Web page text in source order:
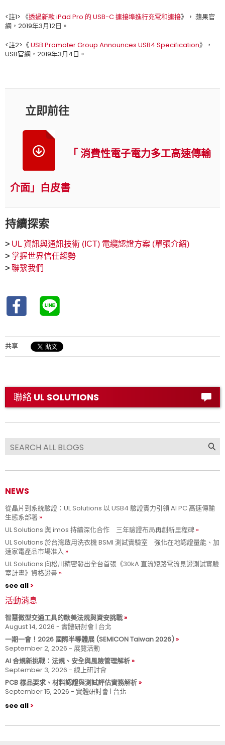
<註1> 《透過新款 iPad Pro 的 USB-C 連接埠進行充電和連接》， 蘋果官
網，2019年3月12日。
<註2>《USB Promoter Group Announces USB4 Specification》，
USB官網，2019年3月4日。
立即前往
「 消費性電子電力多工高速傳輸
介面」白皮書
持續探索
> UL 資訊與通訊技術 (ICT) 電纜認證方案 (單張介紹)
> 掌握世界信任趨勢
> 聯繫我們
共享
聯絡 UL SOLUTIONS
NEWS
從晶片到系統驗證：UL Solutions 以 USB4 驗證實力引領 AI PC 高速傳輸
生態系部署
UL Solutions 與 imos 持續深化合作 三年驗證布局再創新里程碑
UL Solutions 於台灣啟用洗衣機 BSMI 測試實驗室 強化在地認證量能、加
速家電產品市場准入
UL Solutions 向松川精密發出全台首張《30kA 直流短路電流見證測試實驗
室計畫》資格證書
see all
活動消息
智慧微型交通工具的歐美法規與資安挑戰
August 14, 2026 - 實體研討會 | 台北
一期一會！2026 國際半導體展 (SEMICON Taiwan 2026)
September 2, 2026 - 展覽活動
AI 合規新挑戰：法規、安全與風險管理解析
September 3, 2026 - 線上研討會
PCB 樣品要求、材料認證與測試評估實務解析
September 15, 2026 - 實體研討會 | 台北
see all